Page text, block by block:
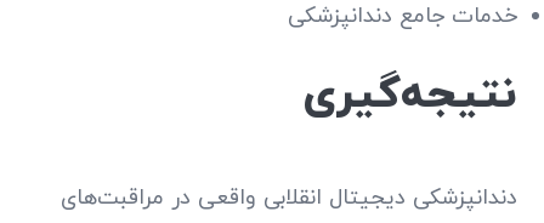
خدمات جامع دندانپزشکی
نتیجه‌گیری
دندانپزشکی دیجیتال انقلابی واقعی در مراقبت‌های